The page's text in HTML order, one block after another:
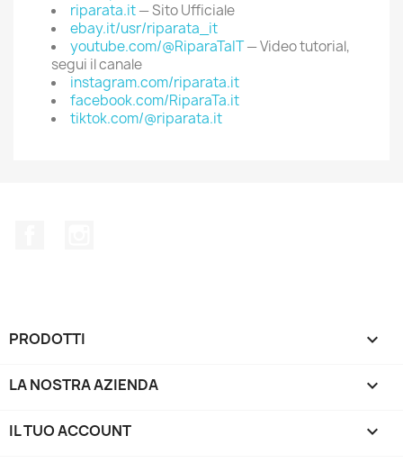
riparata.it— Sito Ufficiale
ebay.it/usr/riparata_it
youtube.com/@RiparaTaIT— Video tutorial,
segui il canale
instagram.com/riparata.it
facebook.com/RiparaTa.it
tiktok.com/@riparata.it
PRODOTTI 
LA NOSTRA AZIENDA 
IL TUO ACCOUNT 